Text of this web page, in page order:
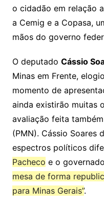
o cidadão em relação
a Cemig e a Copasa,
mãos do governo
O deputado Cássio
Minas em Frente,
momento de
ainda existirão muitas
avaliação feita
(PMN). Cássio Soares
espectros políticos
Pacheco e o
mesa de forma
para Minas Gerais”.